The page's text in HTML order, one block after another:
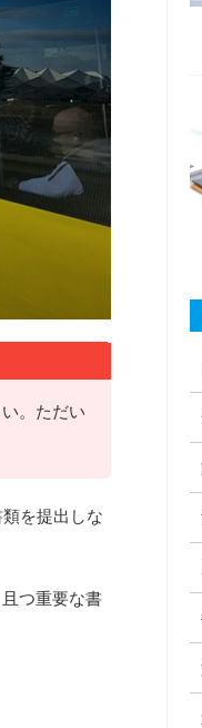
。ただい
を提出しな
つ重要な書